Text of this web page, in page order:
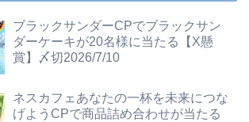
ブラックサンダーCPでブラックサン
ダーケーキが20名様に当たる【X懸
賞】〆切2026/7/10
ネスカフェあなたの一杯を未来につな
げようCPで商品詰め合わせが当たる